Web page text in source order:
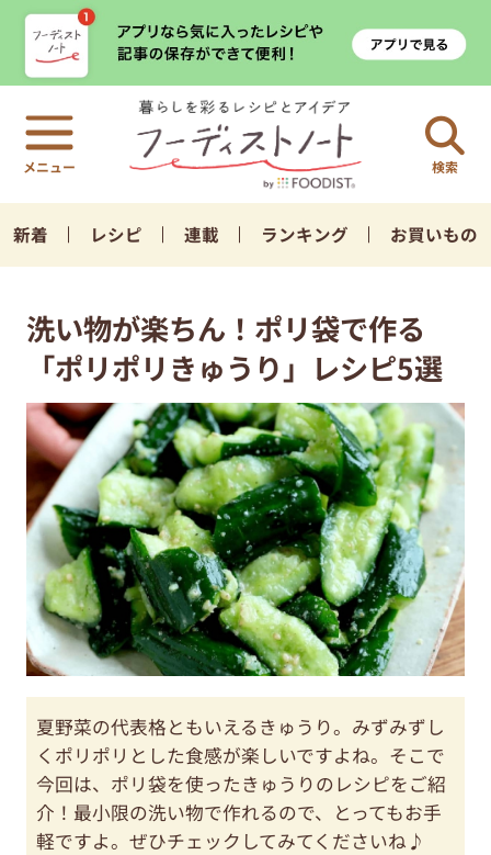
検索
新着 レシピ 連載 ランキング お買いもの
洗い物が楽ちん！ポリ袋で作る
「ポリポリきゅうり」レシピ5選
夏野菜の代表格ともいえるきゅうり。みずみずし
くポリポリとした食感が楽しいですよね。そこで
今回は、ポリ袋を使ったきゅうりのレシピをご紹
介！最小限の洗い物で作れるので、とってもお手
軽ですよ。ぜひチェックしてみてくださいね♪